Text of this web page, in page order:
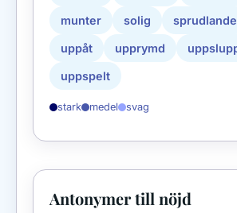
munter solig sprudlande
uppåt upprymd
uppspelt
stark medel svag
Antonymer till nöjd